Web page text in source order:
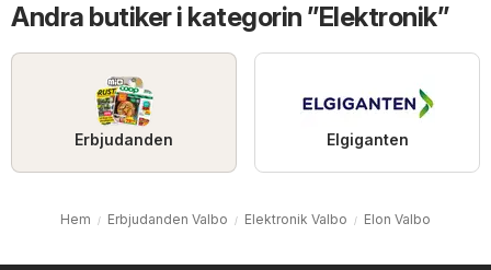
Andra butiker i kategorin ”Elektronik”
Erbjudanden Elgiganten
Hem Erbjudanden Valbo Elektronik Valbo Elon Valbo